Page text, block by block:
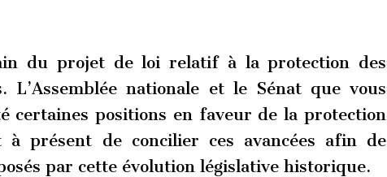
du projet de loi relatif à la protection des
L’Assemblée nationale et le Sénat que vous
certaines positions en faveur de la protection
à présent de concilier ces avancées afin de
par cette évolution législative historique.